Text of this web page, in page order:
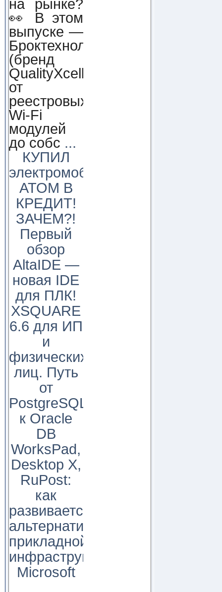
на рынке?
👀 В этом
выпуске —
Броктехнолоджи
(бренд
QualityXcellence):
от
реестровых
Wi-Fi
модулей
до собс ...
КУПИЛ
электромобиль
АТОМ В
КРЕДИТ!
ЗАЧЕМ?!
Первый
обзор
AltaIDE —
новая IDE
для ПЛК!
XSQUARE
6.6 для ИП
и
физических
лиц. Путь
от
PostgreSQL
к Oracle
DB
WorksPad,
Desktop X,
RuPost:
как
развивается
альтернатива
прикладной
инфраструктуре
Microsoft